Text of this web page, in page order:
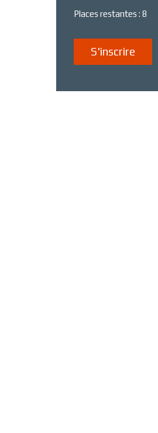
Places restantes : 8
S'inscrire